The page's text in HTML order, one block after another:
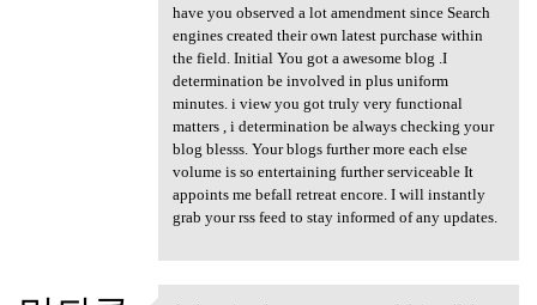
have you observed a lot amendment since Search
engines created their own latest purchase within
the field. Initial You got a awesome blog .I
determination be involved in plus uniform
minutes. i view you got truly very functional
matters , i determination be always checking your
blog blesss. Your blogs further more each else
volume is so entertaining further serviceable It
appoints me befall retreat encore. I will instantly
grab your rss feed to stay informed of any updates.